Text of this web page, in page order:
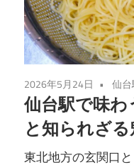
2026年5月24日 仙台
仙台駅で味
と知られざ
東北地方の玄関口